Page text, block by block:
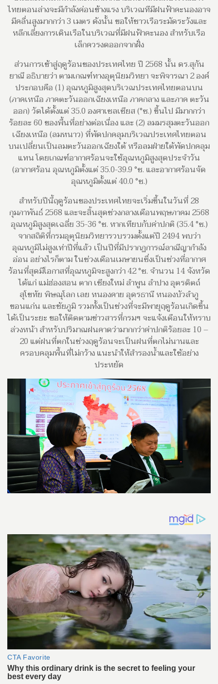
ไทยตอนล่างจะมีกำลังค่อนข้างแรง บริเวณทีมีฝนฟ้าคะนองอาจ
มีคลื่นสูงมากกว่า 3 เมตร ดังนั้น ขอให้ชาวเรือระมัดระวังและ
หลีกเลี่ยงการเดินเรือในบริเวณที่มีฝนฟ้าคะนอง สำหรับเรือ
เล็กควรงดออกจากฝั่ง
ส่วนการเข้าสู่ฤดูร้อนของประเทศไทย ปี 2568 นั้น ดร.สุกัน
ยาณี อธิบายว่า ตามเกณฑ์ทางอุตุนิยมวิทยา จะพิจารณา 2 องค์
ประกอบคือ (1) อุณหภูมิสูงสุดบริเวณประเทศไทยตอนบน
(ภาคเหนือ ภาคตะวันออกเฉียงเหนือ ภาคกลาง และภาค ตะวัน
ออก) วัดได้ตั้งแต่ 35.0 องศาเซลเซียส (°ซ.) ขึ้นไป มีมากกว่า
ร้อยละ 60 ของพื้นที่อย่างต่อเนื่อง และ (2) ลมมรสุมตะวันออก
เฉียงเหนือ (ลมหนาว) ที่พัดปกคลุมบริเวณประเทศไทยตอน
บนเปลี่ยนเป็นลมตะวันออกเฉียงใต้ หรือลมฝ่ายใต้พัดปกคลุม
แทน โดยเกณฑ์อากาศร้อนจะใช้อุณหภูมิสูงสุดประจำวัน
(อากาศร้อน อุณหภูมิตั้งแต่ 35.0-39.9 °ซ. และอากาศร้อนจัด
อุณหภูมิตั้งแต่ 40.0 °ซ.)
สำหรับปีนี้ฤดูร้อนของประเทศไทยจะเริ่มขึ้นในวันที่ 28
กุมภาพันธ์ 2568 และจะสิ้นสุดช่วงกลางเดือนพฤษภาคม 2568
อุณหภูมิสูงสุดเฉลี่ย 35-36 °ซ. หากเทียบกับค่าปกติ (35.4 °ซ.)
จากสถิติที่กรมอุตุนิยมวิทยารวบรวมตั้งแต่ปี 2494 พบว่า
อุณหภูมิไม่สูงเท่าปีที่แล้ว เป็นปีที่มีปรากฏการณ์ลาณีญากำลัง
อ่อน อย่างไรก็ตาม ในช่วงเดือนเมษายนซึ่งเป็นช่วงที่อากาศ
ร้อนที่สุดมีโอกาสที่อุณหภูมิจะสูงกว่า 42 °ซ. จำนวน 14 จังหวัด
ได้แก่ แม่ฮ่องสอน ตาก เชียงใหม่ ลำพูน ลำปาง อุตรดิตถ์
สุโขทัย พิษณุโลก เลย หนองคาย อุดรธานี หนองบัวลำภู
ขอนแก่น และชัยภูมิ รวมทั้งเป็นช่วงที่จะมีพายุฤดูร้อนเกิดขึ้น
ได้เป็นระยะ ขอให้ติดตามข่าวสารที่กรมฯ จะแจ้งเตือนให้ทราบ
ล่วงหน้า สำหรับปริมาณฝนคาดว่ามากกว่าค่าปกติร้อยละ 10 –
20 แต่ฝนที่ตกในช่วงฤดูร้อนจะเป็นฝนที่ตกไม่นานและ
ครอบคลุมพื้นที่ไม่กว้าง แนะนำให้สำรองน้ำและใช้อย่าง
ประหยัด